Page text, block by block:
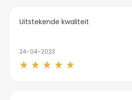
Uitstekende kwaliteit
24-04-2023